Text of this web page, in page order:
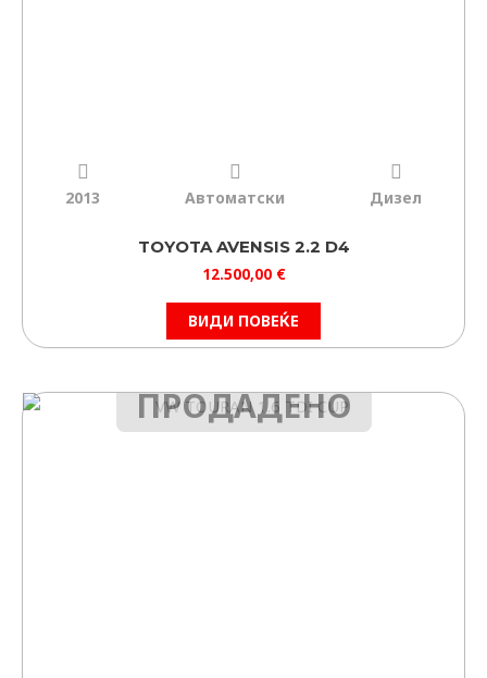
2013 Автоматски Дизел
TOYOTA AVENSIS 2.2 D4
12.500,00 €
ВИДИ ПОВЕЌЕ
ПРОДАДЕНО